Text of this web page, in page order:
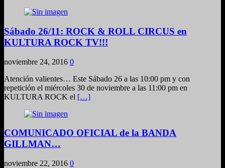
Sábado 26/11: ROCK & ROLL CIRCUS en
KULTURA ROCK TV!!!
noviembre 24, 2016 0
Atención valientes… Este Sábado 26 a las 10:00 pm y con
repetición el miércoles 30 de noviembre a las 11:00 pm en
KULTURA ROCK el […]
COMUNICADO OFICIAL de la BANDA
GILLMAN…
noviembre 22, 2016 0